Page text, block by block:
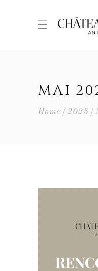
MAI
Home 2025